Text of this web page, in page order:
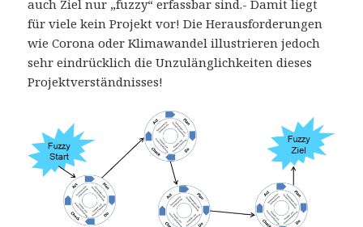
auch Ziel nur „fuzzy“ erfassbar sind.- Damit liegt
für viele kein Projekt vor! Die Herausforderungen
wie Corona oder Klimawandel illustrieren jedoch
sehr eindrücklich die Unzulänglichkeiten dieses
Projektverständnisses!